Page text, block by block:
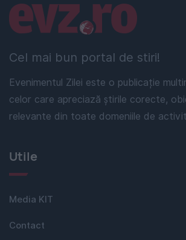
Cel mai bun portal de stiri!
Evenimentul Zilei este o publicație
celor care apreciază știrile corecte,
relevante din toate domeniile de
Linkuri utile
Utile
Media KIT
Contact